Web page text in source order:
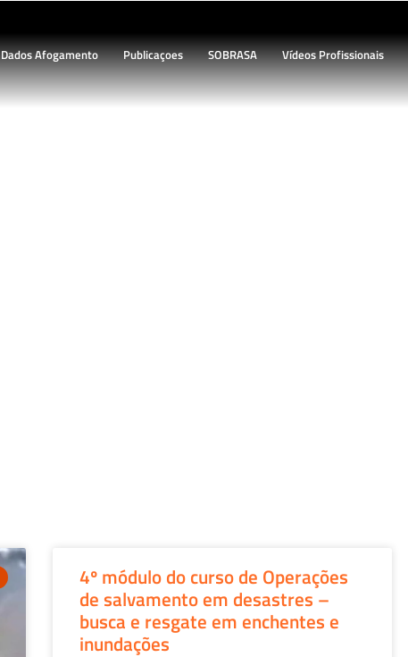
Dados Afogamento Publicaçoes SOBRASA Vídeos Profissionais
4º módulo do curso de Operações
de salvamento em desastres –
busca e resgate em enchentes e
inundações